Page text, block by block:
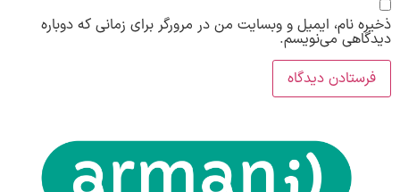
ذخیره نام، ایمیل و وبسایت من در مرورگر برای زمانی که دوباره
دیدگاهی می‌نویسم.